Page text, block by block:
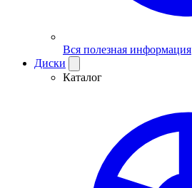
Вся полезная информация
Диски
Каталог